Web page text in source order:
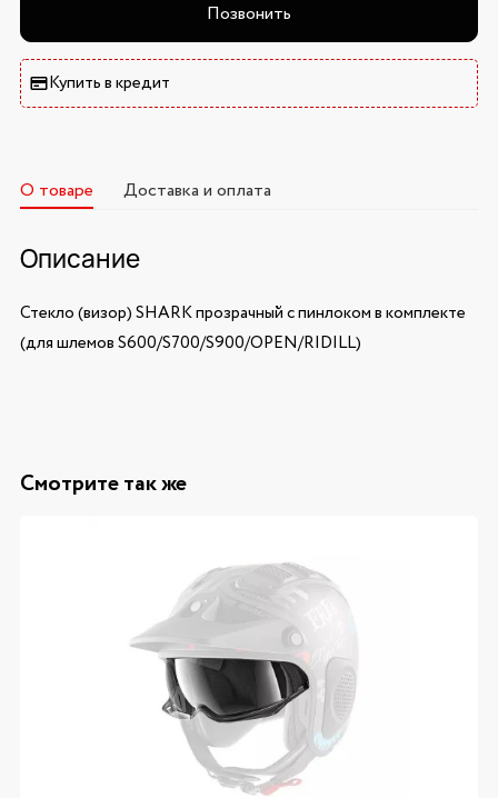
Позвонить
Купить в кредит
О товаре Доставка и оплата
Описание
Стекло (визор) SHARK прозрачный с пинлоком в комплекте
(для шлемов S600/S700/S900/OPEN/RIDILL)
Смотрите так же